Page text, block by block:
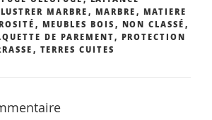
LUSTRER MARBRE , MARBRE , MATIERE
, MEUBLES BOIS , NON CLASSÉ ,
DE PAREMENT, PROTECTION
, TERRES CUITES